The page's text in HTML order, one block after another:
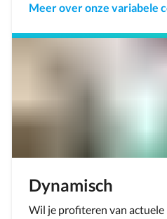
Meer over onze variabele
Dynamisch
Wil je profiteren van